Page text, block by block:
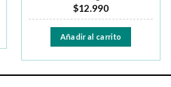
$12.990
Añadir al carrito